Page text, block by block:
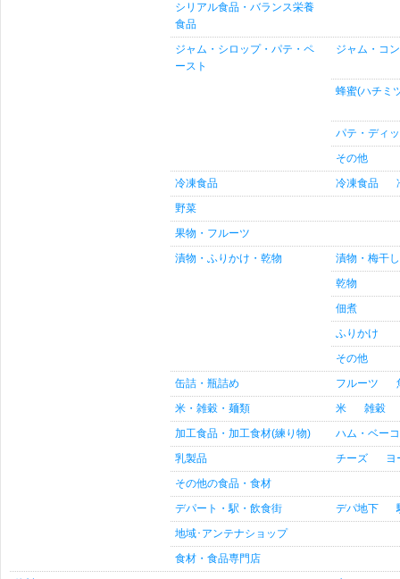
シリアル食品・バランス栄養
食品
ジャム・シロップ・パテ・ペ
ースト
ジャム・コ
蜂蜜(ハチミ
パテ・ディ
その他
冷凍食品
冷凍食品
野菜
果物・フルーツ
漬物・ふりかけ・乾物
漬物・梅干し
乾物
佃煮
ふりかけ
その他
缶詰・瓶詰め
フルーツ
米・雑穀・麺類
米
雑穀
加工食品・加工食材(練り物)
ハム・ベー
乳製品
チーズ
ヨ
その他の食品・食材
デパート・駅・飲食街
デパ地下
地域･アンテナショップ
食材・食品専門店